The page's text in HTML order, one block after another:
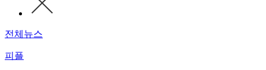
전체뉴스
피플